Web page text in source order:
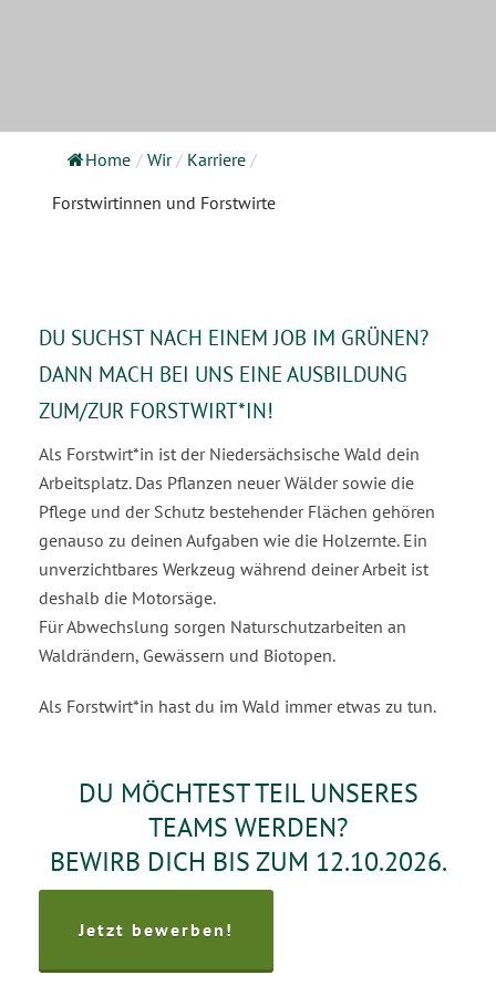
Home / Wir / Karriere /
Forstwirtinnen und Forstwirte
DU SUCHST NACH EINEM JOB IM GRÜNEN?
DANN MACH BEI UNS EINE AUSBILDUNG
ZUM/ZUR FORSTWIRT*IN!
Als Forstwirt*in ist der Niedersächsische Wald dein
Arbeitsplatz. Das Pflanzen neuer Wälder sowie die
Pflege und der Schutz bestehender Flächen gehören
genauso zu deinen Aufgaben wie die Holzernte. Ein
unverzichtbares Werkzeug während deiner Arbeit ist
deshalb die Motorsäge.
Für Abwechslung sorgen Naturschutzarbeiten an
Waldrändern, Gewässern und Biotopen.
Als Forstwirt*in hast du im Wald immer etwas zu tun.
DU MÖCHTEST TEIL UNSERES
TEAMS WERDEN?
BEWIRB DICH BIS ZUM 12.10.2026.
Jetzt bewerben!